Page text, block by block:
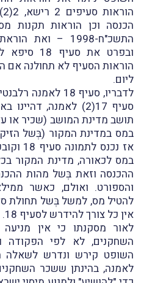
הכנסה וכן הוראות תקנות
התשכ"ח-1998 –
ובפרט את
ליום.
סעיף 17(2) לאמנה,
תושב מדינת המושב (שכיר או
במס במדינת המקור (בְּשל
אז
במס לכאורה, מדינת המקור
ההכנסה וזאת בְּשל מהות
והספורט. ואולם, כאשר
אין כל צורך להידרש לסעיף 18.
לאור מסקנתו כי אין
השחקנים, לא לפי הפקודה